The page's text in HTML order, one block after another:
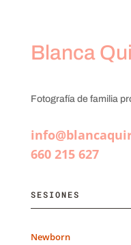
Blanca
Fotografía de familia
660 215 627
SESIONES
Newborn